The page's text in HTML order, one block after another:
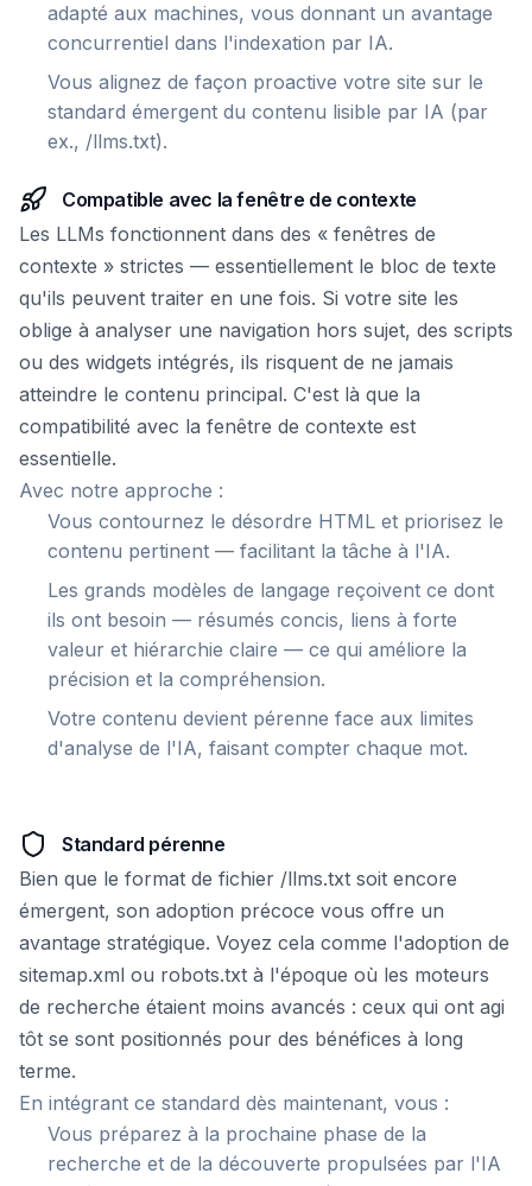
adapté aux machines, vous donnant un avantage
concurrentiel dans l'indexation par IA.
Vous alignez de façon proactive votre site sur le
standard émergent du contenu lisible par IA (par
ex., /llms.txt).
Compatible avec la fenêtre de contexte
Les LLMs fonctionnent dans des « fenêtres de
contexte » strictes — essentiellement le bloc de texte
qu'ils peuvent traiter en une fois. Si votre site les
oblige à analyser une navigation hors sujet, des scripts
ou des widgets intégrés, ils risquent de ne jamais
atteindre le contenu principal. C'est là que la
compatibilité avec la fenêtre de contexte est
essentielle.
Avec notre approche :
Vous contournez le désordre HTML et priorisez le
contenu pertinent — facilitant la tâche à l'IA.
Les grands modèles de langage reçoivent ce dont
ils ont besoin — résumés concis, liens à forte
valeur et hiérarchie claire — ce qui améliore la
précision et la compréhension.
Votre contenu devient pérenne face aux limites
d'analyse de l'IA, faisant compter chaque mot.
Standard pérenne
Bien que le format de fichier /llms.txt soit encore
émergent, son adoption précoce vous offre un
avantage stratégique. Voyez cela comme l'adoption de
sitemap.xml ou robots.txt à l'époque où les moteurs
de recherche étaient moins avancés : ceux qui ont agi
tôt se sont positionnés pour des bénéfices à long
terme.
En intégrant ce standard dès maintenant, vous :
Vous préparez à la prochaine phase de la
recherche et de la découverte propulsées par l'IA